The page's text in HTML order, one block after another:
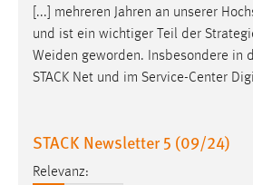
[...] mehreren Jahren an unserer
und ist ein wichtiger Teil der
Weiden geworden. Insbesondere in
STACK Net und im Service-Center
STACK Newsletter 5 (09/24)
Relevanz:
5e9dbeb1811c0446 =
Jahre, MIBEW_UserID = 1 Jahr
Login
fe_user, be_user,
Zweck: